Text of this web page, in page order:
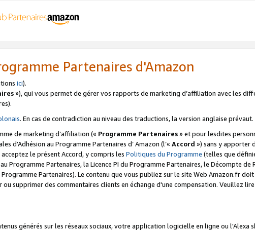
Partenaires d'Amazon
ici).
»), qui vous permet de gérer vos rapports de marketing d’affiliation avec les
. En cas de contradiction au niveau des traductions, la version anglaise prévaut.
de marketing d’affiliation (« Programme Partenaires» et pour lesdites
d’Adhésion au Programme Partenaires d’ Amazon (l’« Accord ») sans y apporter
le présent Accord, y compris les Politiques du Programme (telles que
Programme Partenaires, la Licence PI du Programme Partenaires, le Décompte de
Partenaires). Le contenu que vous publiez sur le site Web Amazon.fr
supprimer des commentaires clients en échange d'une compensation. Veuillez
générés sur les réseaux sociaux, votre application logicielle en ligne ou l'Alexa